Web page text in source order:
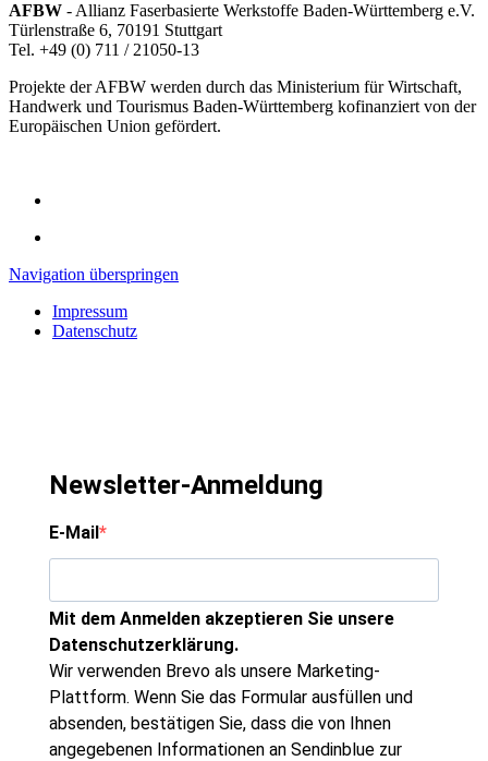
AFBW - Allianz Faserbasierte Werkstoffe Baden-Württemberg e.V.
Türlenstraße 6, 70191 Stuttgart
Tel. +49 (0) 711 / 21050-13
Projekte der AFBW werden durch das Ministerium für Wirtschaft,
Handwerk und Tourismus Baden-Württemberg kofinanziert von der
Europäischen Union gefördert.
Navigation überspringen
Impressum
Datenschutz
Newsletter-Anmeldung
E-Mail
Mit dem Anmelden akzeptieren Sie unsere
Datenschutzerklärung.
Wir verwenden Brevo als unsere Marketing-
Plattform. Wenn Sie das Formular ausfüllen und
absenden, bestätigen Sie, dass die von Ihnen
angegebenen Informationen an Sendinblue zur